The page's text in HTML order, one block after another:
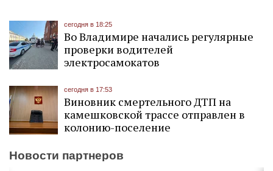
сегодня в 18:25
Во Владимире начались регулярные
проверки водителей
электросамокатов
сегодня в 17:53
Виновник смертельного ДТП на
камешковской трассе отправлен в
колонию-поселение
Новости партнеров